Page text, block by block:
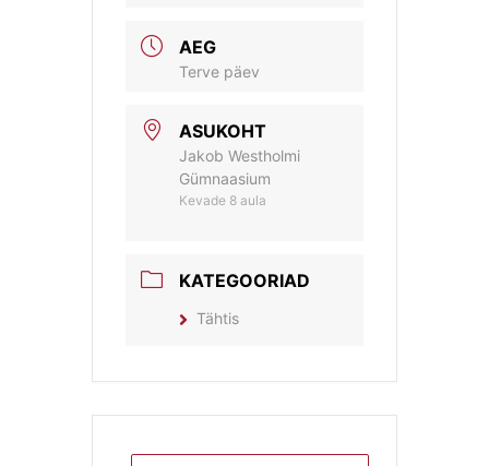
AEG
Terve päev
ASUKOHT
Jakob Westholmi
Gümnaasium
Kevade 8 aula
KATEGOORIAD
Tähtis